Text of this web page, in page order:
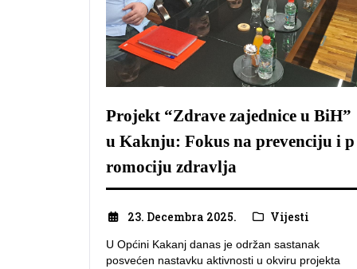
Projekt “Zdrave zajednice u BiH”
u Kaknju: Fokus na prevenciju i p
romociju zdravlja
23. Decembra 2025. Vijesti
U Općini Kakanj danas je održan sastanak
posvećen nastavku aktivnosti u okviru projekta